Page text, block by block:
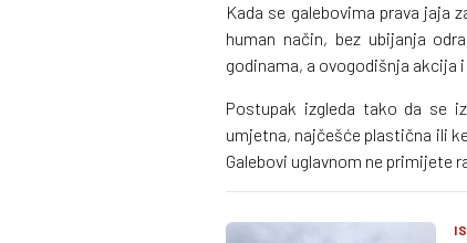
Kada se galebovima prava
human način, bez ubijanja
godinama, a ovogodišnja akcija
Postupak izgleda tako da se
umjetna, najčešće plastična ili
Galebovi uglavnom ne primijete